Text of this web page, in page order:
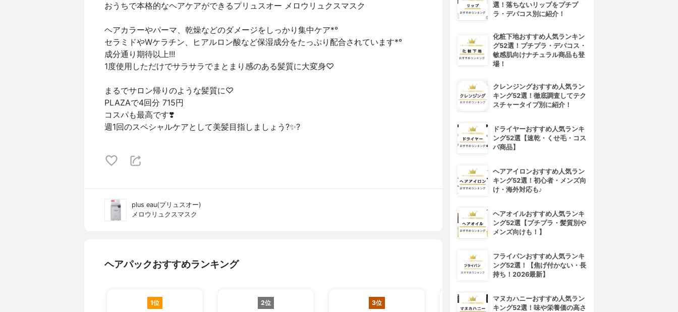
おうちで本格的なヘアケアができるプリュスオー メロウリュクスマスク
ヘアカラーやパーマ、乾燥などのダメージをしっかり集中ケア*°
セラミドやWケラチン、ヒアルロン酸など保湿成分をたっぷり配合されています*°
成分通り期待以上!!!
1度使用しただけでサラサラでまとまり感のある髪質に大変身♡
まるでサロン帰りのような髪質に♡
PLAZAで4回分 715円
コスパも最高です❣️
週1回のスペシャルケアとして美髪目指しましょう?✨?
plus eau(プリュスオー)
メロウリュクスマスク
ヘアパックおすすめランキング
1位 2位 3位 4位
選！落ちないリップをプチプ
ラ・デパコス別に紹介！
化粧下地おすすめ人気ランキン
グ52選！プチプラ・デパコス・
敏感肌向けナチュラル商品も登
場！
クレンジングおすすめ人気ラン
キング52選！徹底調査してテク
スチャータイプ別に紹介！
ドライヤーおすすめ人気ランキ
ング52選【速乾・くせ毛・コス
パ商品】
ヘアアイロンおすすめ人気ラン
キング52選！初心者・メンズ向
け・海外対応も♪
ヘアオイルおすすめ人気ランキ
ング52選【プチプラ・髪質別や
メンズ向けも！】
フライパンおすすめ人気ランキ
ング52選！【焦げ付かない・長
持ち！2026最新】
マヌカハニーおすすめ人気ラン
キング52選！味や栄養価の高さ